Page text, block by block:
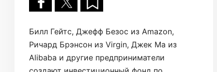
Билл Гейтс, Джефф Безос из Amazon,
Ричард Брэнсон из Virgin, Джек Ма из
Alibaba и другие предприниматели